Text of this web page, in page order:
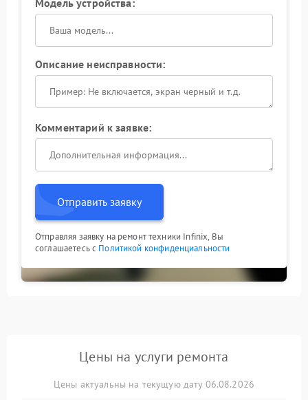
Описание неисправности:
Комментарий к заявке:
Отправить заявку
Отправляя заявку на ремонт техники Infinix, Вы
соглашаетесь с Политикой конфиденциальности
Цены на услуги ремонта
Цены актуальны на текущую дату 06.08.2026